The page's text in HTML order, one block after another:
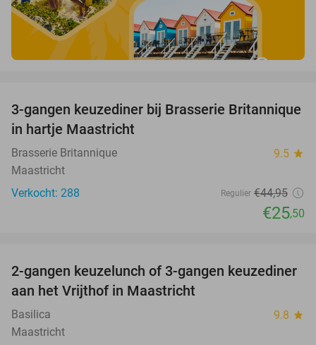
43%
3-gangen keuzediner bij Brasserie Britannique
in hartje Maastricht
Brasserie Britannique 9.5 star
Maastricht
Verkocht: 288
Regulier €44,95
€25,50
28%
2-gangen keuzelunch of 3-gangen keuzediner
aan het Vrijthof in Maastricht
Basilica 9.8 star
Maastricht